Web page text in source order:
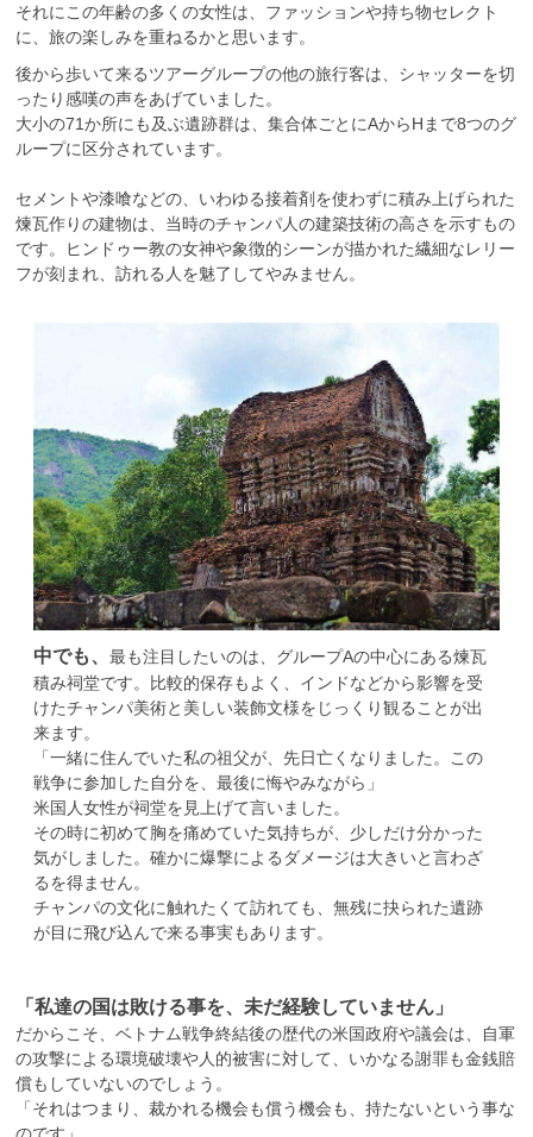
それにこの年齢の多くの女性は、ファッションや持ち物セレクト
に、旅の楽しみを重ねるかと思います。
後から歩いて来るツアーグループの他の旅行客は、シャッターを切
ったり感嘆の声をあげていました。
大小の71か所にも及ぶ遺跡群は、集合体ごとにAからHまで8つのグ
ループに区分されています。
セメントや漆喰などの、いわゆる接着剤を使わずに積み上げられた
煉瓦作りの建物は、当時のチャンパ人の建築技術の高さを示すもの
です。ヒンドゥー教の女神や象徴的シーンが描かれた繊細なレリー
フが刻まれ、訪れる人を魅了してやみません。
中でも、最も注目したいのは、グループAの中心にある煉瓦
積み祠堂です。比較的保存もよく、インドなどから影響を受
けたチャンパ美術と美しい装飾文様をじっくり観ることが出
来ます。
「一緒に住んでいた私の祖父が、先日亡くなりました。この
戦争に参加した自分を、最後に悔やみながら」
米国人女性が祠堂を見上げて言いました。
その時に初めて胸を痛めていた気持ちが、少しだけ分かった
気がしました。確かに爆撃によるダメージは大きいと言わざ
るを得ません。
チャンパの文化に触れたくて訪れても、無残に抉られた遺跡
が目に飛び込んで来る事実もあります。
「私達の国は敗ける事を、未だ経験していません」
だからこそ、ベトナム戦争終結後の歴代の米国政府や議会は、自軍
の攻撃による環境破壊や人的被害に対して、いかなる謝罪も金銭賠
償もしていないのでしょう。
「それはつまり、裁かれる機会も償う機会も、持たないという事な